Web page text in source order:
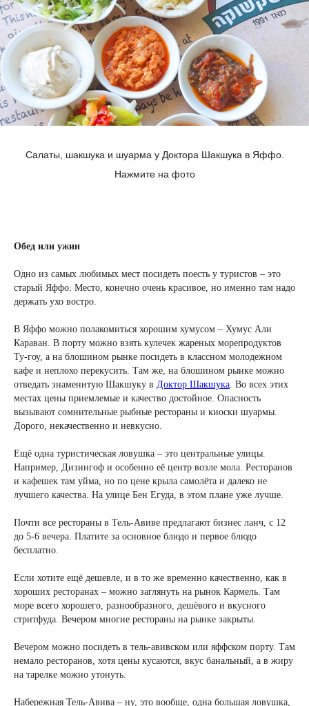
Салаты, шакшука и шуарма у Доктора Шакшука в Яффо.
Нажмите на фото
Обед или ужин
Одно из самых любимых мест посидеть поесть у туристов – это
старый Яффо. Место, конечно очень красивое, но именно там надо
держать ухо востро.
В Яффо можно полакомиться хорошим хумусом – Хумус Али
Караван. В порту можно взять кулечек жареных морепродуктов
Ту-гоу, а на блошином рынке посидеть в классном молодежном
кафе и неплохо перекусить. Там же, на блошином рынке можно
отведать знаменитую Шакшуку в Доктор Шакшука . Во всех этих
местах цены приемлемые и качество достойное. Опасность
вызывают сомнительные рыбные рестораны и киоски шуармы.
Дорого, некачественно и невкусно.
Ещё одна туристическая ловушка – это центральные улицы.
Например, Дизингоф и особенно её центр возле мола. Ресторанов
и кафешек там уйма, но по цене крыла самолёта и далеко не
лучшего качества. На улице Бен Егуда, в этом плане уже лучше.
Почти все рестораны в Тель-Авиве предлагают бизнес ланч, с 12
до 5-6 вечера. Платите за основное блюдо и первое блюдо
бесплатно.
Если хотите ещё дешевле, и в то же временно качественно, как в
хороших ресторанах – можно заглянуть на рынок Кармель. Там
море всего хорошего, разнообразного, дешёвого и вкусного
стритфуда. Вечером многие рестораны на рынке закрыты.
Вечером можно посидеть в тель-авивском или яффском порту. Там
немало ресторанов, хотя цены кусаются, вкус банальный, а в жиру
на тарелке можно утонуть.
Набережная Тель-Авива – ну, это вообще, одна большая ловушка,